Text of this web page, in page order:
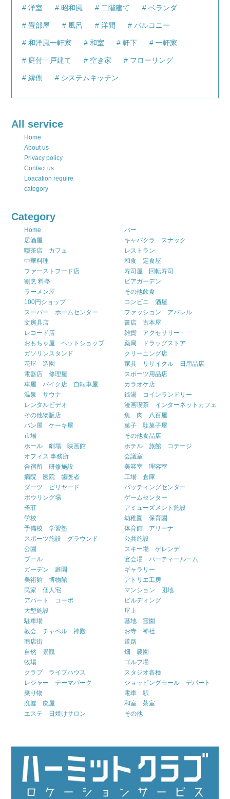
洋室 昭和風 二階建て ベランダ
畳部屋 風呂 洋間 バルコニー
和洋風一軒家 和室 軒下 一軒家
庭付一戸建て 空き家 フローリング
縁側 システムキッチン
All service
Home
About us
Privacy policy
Contact us
Loacation require
category
Category
Home
バー
居酒屋
キャバクラ スナック
喫茶店 カフェ
レストラン
中華料理
和食 定食屋
ファーストフード店
寿司屋 回転寿司
割烹 料亭
ビアガーデン
ラーメン屋
その他飲食
100円ショップ
コンビニ 酒屋
スーパー ホームセンター
ファッション アパレル
文房具店
書店 古本屋
レコード店
雑貨 アクセサリー
おもちゃ屋 ペットショップ
薬局 ドラッグストア
ガソリンスタンド
クリーニング店
花屋 造園
家具 リサイクル 日用品店
電器店 修理屋
スポーツ用品店
車屋 バイク店 自転車屋
カラオケ店
温泉 サウナ
銭湯 コインランドリー
レンタルビデオ
漫画喫茶 インターネットカフェ
その他物販店
魚 肉 八百屋
パン屋 ケーキ屋
菓子 駄菓子屋
市場
その他食品店
ホール 劇場 映画館
ホテル 旅館 コテージ
オフィス 事務所
会議室
合宿所 研修施設
美容室 理容室
病院 医院 歯医者
工場 倉庫
ダーツ ビリヤード
バッティングセンター
ボウリング場
ゲームセンター
雀荘
アミューズメント施設
学校
幼稚園 保育園
予備校 学習塾
体育館 アリーナ
スポーツ施設 グラウンド
公共施設
公園
スキー場 ゲレンデ
プール
宴会場 パーティールーム
ガーデン 庭園
ギャラリー
美術館 博物館
アトリエ工房
民家 個人宅
マンション 団地
アパート コーポ
ビルディング
大型施設
屋上
駐車場
墓地 霊園
教会 チャペル 神殿
お寺 神社
商店街
道路
自然 景観
畑 農園
牧場
ゴルフ場
クラブ ライブハウス
スタジオ各種
レジャー テーマパーク
ショッピングモール デパート
乗り物
電車 駅
廃墟 廃屋
和室 茶室
エステ 日焼けサロン
その他